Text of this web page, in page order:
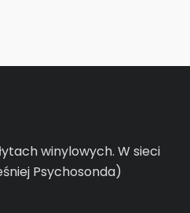
winylowych. W sieci
Psychosonda)